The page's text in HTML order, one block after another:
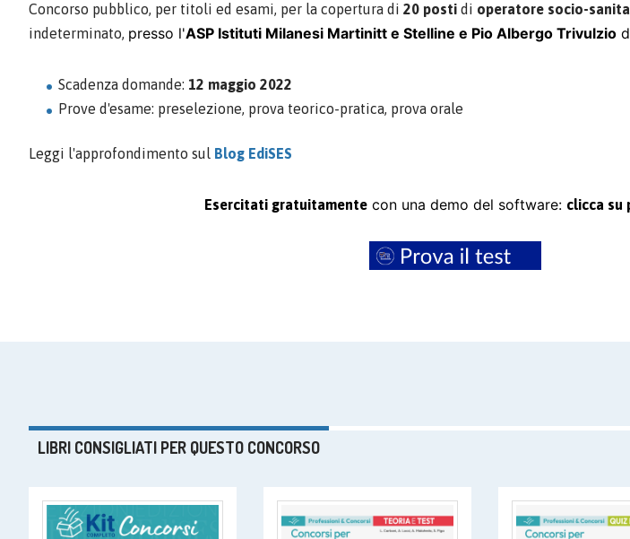
Concorso pubblico, per titoli ed esami, per la copertura di 20 posti di operatore socio-
indeterminato, presso l'ASP Istituti Milanesi Martinitt e Stelline e Pio Albergo Trivulzio
Scadenza domande: 12 maggio 2022
Prove d'esame: preselezione, prova teorico-pratica, prova orale
Leggi l'approfondimento sul Blog EdiSES
Esercitati gratuitamentecon una demo del software: clicca su
LIBRI CONSIGLIATI PER QUESTO CONCORSO